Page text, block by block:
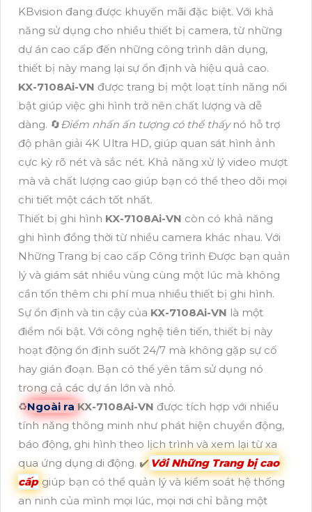
KBvision đang được khuyến mãi đặc biệt. Với khả
năng sử dụng cho nhiều thiết bị camera, từ những
dự án cao cấp đến những công trình dân dụng,
thiết bị này mang lại sự ổn định và hiệu quả cao.
KX-7108Ai-VN được trang bị một loạt tính năng nổi
bật giúp việc ghi hình trở nên chất lượng và dễ
dàng. 🔄Điểm nhấn ấn tượng có thể thấy nó hỗ trợ
độ phân giải 4K Ultra HD, giúp quan sát hình ảnh
cực kỳ rõ nét và sắc nét. Khả năng xử lý video mượt
mà và chất lượng cao giúp bạn có thể theo dõi mọi
chi tiết một cách tốt nhất.
Thiết bị ghi hình KX-7108Ai-VN còn có khả năng
ghi hình đồng thời từ nhiều camera khác nhau. Với
Những Trang bị cao cấp Công trình Được bạn quản
lý và giám sát nhiều vùng cùng một lúc mà không
cần tốn thêm chi phí mua nhiều thiết bị ghi hình.
Sự ổn định và tin cậy của KX-7108Ai-VN là một
điểm nổi bật. Với công nghệ tiên tiến, thiết bị này
hoạt động ổn định suốt 24/7 mà không gặp sự cố
hay gián đoạn. Bạn có thể yên tâm sử dụng nó
trong cả các dự án lớn và nhỏ.
♻Ngoài ra KX-7108Ai-VN được tích hợp với nhiều
tính năng thông minh như phát hiện chuyển động,
báo động, ghi hình theo lịch trình và xem lại từ xa
qua ứng dụng di động. ✔️ Với Những Trang bị cao
cấp giúp bạn có thể quản lý và kiểm soát hệ thống
an ninh của mình mọi lúc, mọi nơi chỉ bằng một